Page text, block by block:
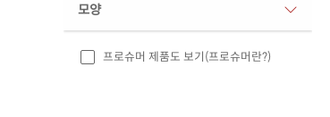
모양
프로슈머 제품도 보기 (프로슈머란?)